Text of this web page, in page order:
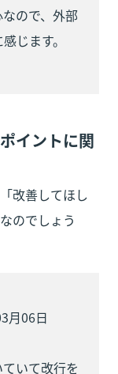
ので、外部
じます。
イントに関
改善してほし
のでしょう
月06日
いて改行を